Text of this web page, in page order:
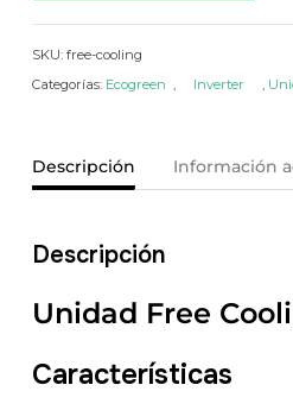
SKU: free-cooling
Categorías: Ecogreen , Inverter ,
Descripción Información
Descripción
Unidad Free
Características